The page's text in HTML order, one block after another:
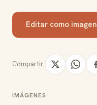
Editar como imagen
Compartir
IMÁGENES